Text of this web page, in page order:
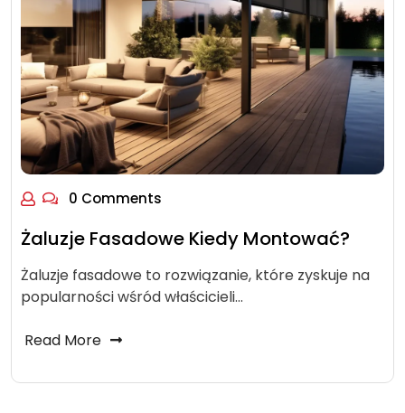
0 Comments
Żaluzje Fasadowe Kiedy Montować?
Żaluzje fasadowe to rozwiązanie, które zyskuje na
popularności wśród właścicieli…
Read More